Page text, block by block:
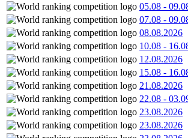
05.08 -
07.08 -
08.08.2026
10.08 -
12.08.2026
15.08 -
21.08.2026
22.08 -
23.08.2026
23.08.2026